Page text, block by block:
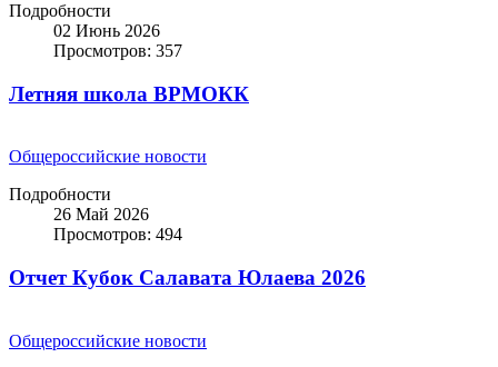
Подробности
02 Июнь 2026
Просмотров: 357
Летняя школа ВРМОКК
Общероссийские новости
Подробности
26 Май 2026
Просмотров: 494
Отчет Кубок Салавата Юлаева 2026
Общероссийские новости